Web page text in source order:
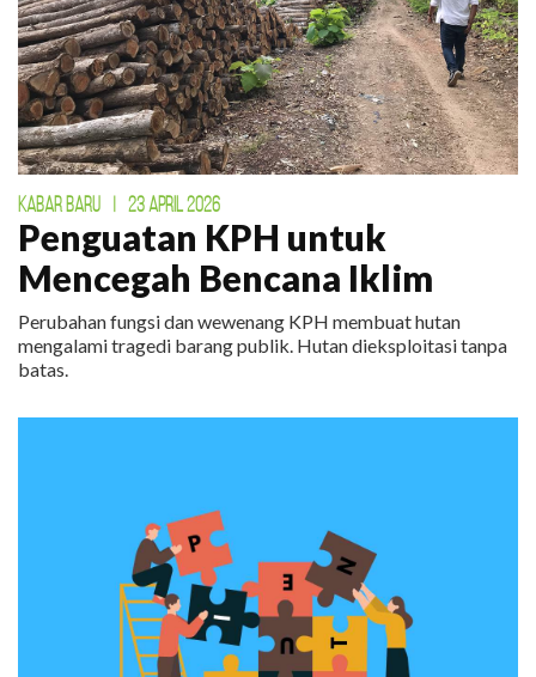
KABAR BARU 23 APRIL 2026
Penguatan KPH untuk
Mencegah Bencana Iklim
Perubahan fungsi dan wewenang KPH membuat hutan
mengalami tragedi barang publik. Hutan dieksploitasi tanpa
batas.